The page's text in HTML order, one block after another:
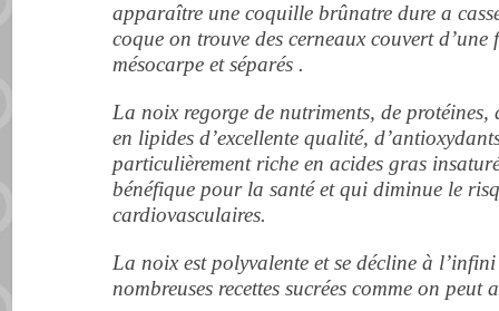
apparaître une coquille brûnatre dure a
coque on trouve des cerneaux couvert d’une
mésocarpe et séparés .
La noix regorge de nutriments, de protéines,
en lipides d’excellente qualité,
particulièrement riche en acides gras
bénéfique pour la santé et qui diminue le
cardiovasculaires.
La noix est polyvalente et se décline à
nombreuses recettes sucrées comme on peut